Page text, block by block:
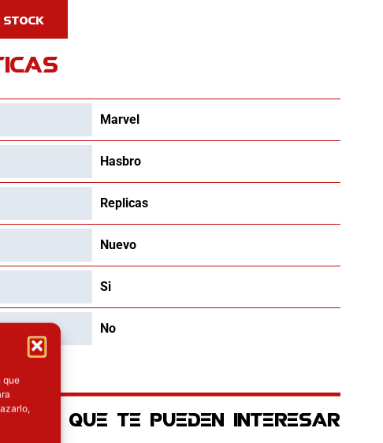
que
Marvel
Hasbro
Replicas
Nuevo
Si
No
QUE TE PUEDEN INTERESAR